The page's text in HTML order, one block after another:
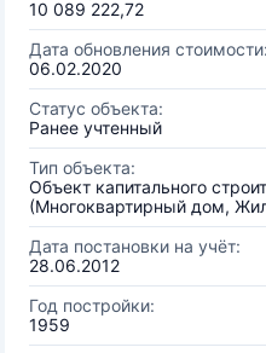
10 089 222,72
Дата обновления стоимости:
06.02.2020
Статус объекта:
Ранее учтенный
Тип объекта:
Объект капитального
(Многоквартирный дом,
Дата постановки на учёт:
28.06.2012
Год постройки:
1959